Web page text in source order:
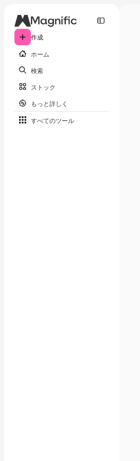
作成
ホーム
検索
ストック
もっと詳しく
すべてのツール